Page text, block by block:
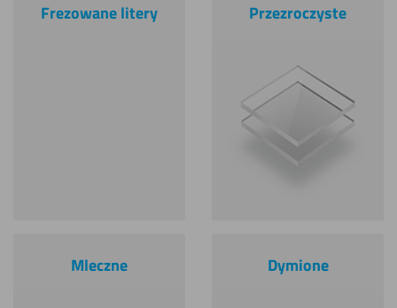
Frezowane litery Przezroczyste
Mleczne Dymione